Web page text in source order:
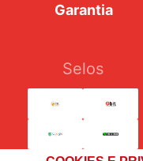
Garantia
Selos